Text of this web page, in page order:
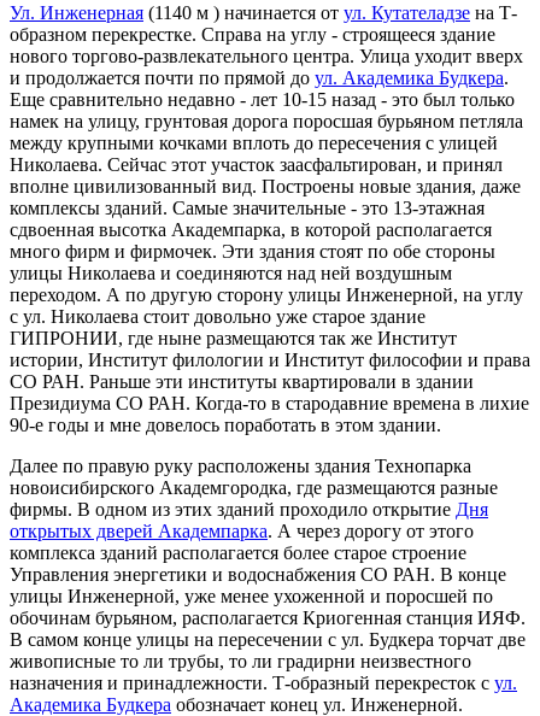
Ул. Инженерная (1140 м ) начинается от ул. Кутателадзе на Т-
образном перекрестке. Справа на углу - строящееся здание
нового торгово-развлекательного центра. Улица уходит вверх
и продолжается почти по прямой до ул. Академика Будкера.
Еще сравнительно недавно - лет 10-15 назад - это был только
намек на улицу, грунтовая дорога поросшая бурьяном петляла
между крупными кочками вплоть до пересечения с улицей
Николаева. Сейчас этот участок заасфальтирован, и принял
вполне цивилизованный вид. Построены новые здания, даже
комплексы зданий. Самые значительные - это 13-этажная
сдвоенная высотка Академпарка, в которой располагается
много фирм и фирмочек. Эти здания стоят по обе стороны
улицы Николаева и соединяются над ней воздушным
переходом. А по другую сторону улицы Инженерной, на углу
с ул. Николаева стоит довольно уже старое здание
ГИПРОНИИ, где ныне размещаются так же Институт
истории, Институт филологии и Институт философии и права
СО РАН. Раньше эти институты квартировали в здании
Президиума СО РАН. Когда-то в стародавние времена в лихие
90-е годы и мне довелось поработать в этом здании.
Далее по правую руку расположены здания Технопарка
новоисибирского Академгородка, где размещаются разные
фирмы. В одном из этих зданий проходило открытие Дня
открытых дверей Академпарка. А через дорогу от этого
комплекса зданий располагается более старое строение
Управления энергетики и водоснабжения СО РАН. В конце
улицы Инженерной, уже менее ухоженной и поросшей по
обочинам бурьяном, располагается Криогенная станция ИЯФ.
В самом конце улицы на пересечении с ул. Будкера торчат две
живописные то ли трубы, то ли градирни неизвестного
назначения и принадлежности. Т-образный перекресток с ул.
Академика Будкера обозначает конец ул. Инженерной.